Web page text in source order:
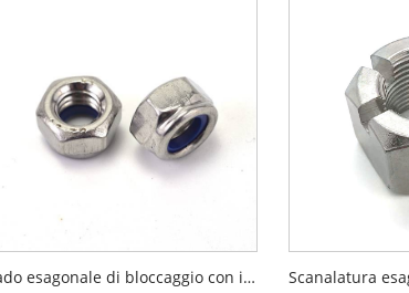
Dado esagonale di bloccaggio con inserto in nylon A2-70 DIN985